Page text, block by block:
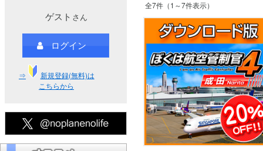
ゲスト さん
ログイン
⇒
新規登録(無料)は
こちらから
全7件（1～7件表示）